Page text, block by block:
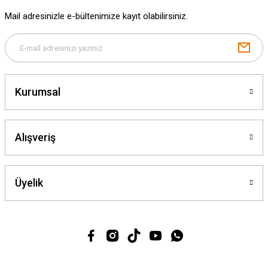
Gönder
Mail adresinizle e-bültenimize kayıt olabilirsiniz.
Kurumsal
Alışveriş
Üyelik